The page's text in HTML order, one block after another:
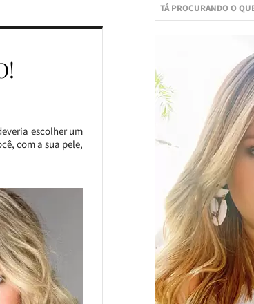
escolher um
com a sua pele,